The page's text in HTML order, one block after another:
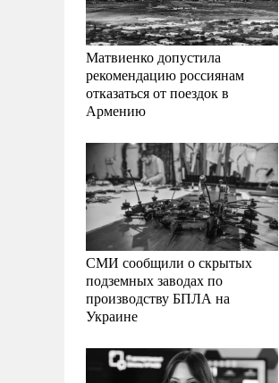
Матвиенко допустила
рекомендацию россиянам
отказаться от поездок в
Армению
СМИ сообщили о скрытых
подземных заводах по
производству БПЛА на
Украине